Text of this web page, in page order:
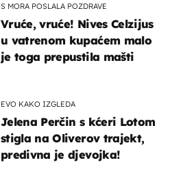
S MORA POSLALA POZDRAVE
Vruće, vruće! Nives Celzijus
u vatrenom kupaćem malo
je toga prepustila mašti
EVO KAKO IZGLEDA
Jelena Perčin s kćeri Lotom
stigla na Oliverov trajekt,
predivna je djevojka!